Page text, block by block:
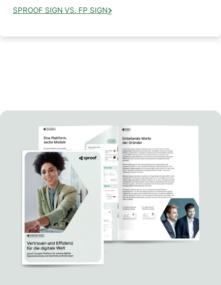
SPROOF SIGN VS. FP SIGN